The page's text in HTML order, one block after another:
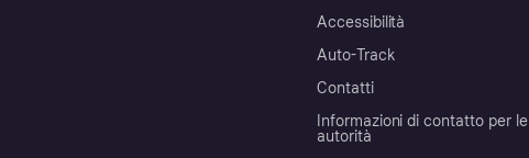
Accessibilità
Auto-Track
Contatti
Informazioni di contatto per le
autorità